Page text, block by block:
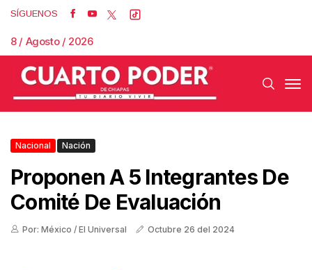
SÍGUENOS
8 / Agosto / 2026
Nacional Nación
Proponen A 5 Integrantes De
Comité De Evaluación
Por: México / El Universal Octubre 26 del 2024